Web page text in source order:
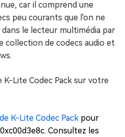
car il comprend une
peu courants que l'on ne
le lecteur multimédia par
collection de codecs audio et
Lite Codec Pack sur votre
K-Lite Codec Pack pour
Consultez les